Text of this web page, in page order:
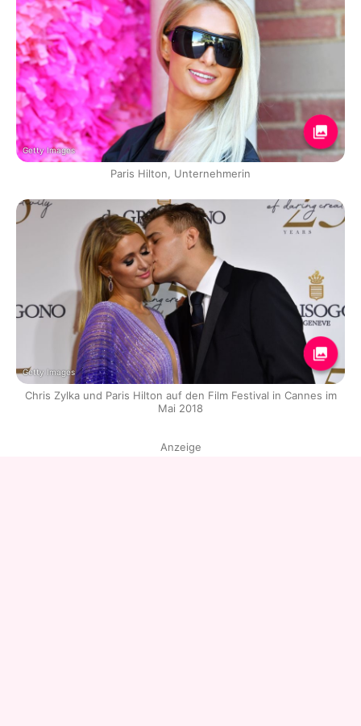
Getty Images
Paris Hilton, Unternehmerin
Getty Images
Chris Zylka und Paris Hilton auf den Film Festival in Cannes im
Mai 2018
Anzeige